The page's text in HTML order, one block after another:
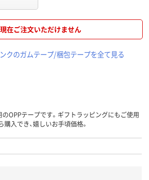
現在ご注文いただけません
クのガムテープ/梱包テープを全て見る
OPPテープです。ギフトラッピングにもご使用
入でき、嬉しいお手頃価格。